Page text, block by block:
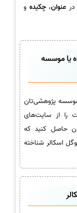
عنوان،چکیده و
یا موسسه
موسسه پژوهشی‌تان
را از سایت‌های
حاصل کنید که
اسکالر شناخته